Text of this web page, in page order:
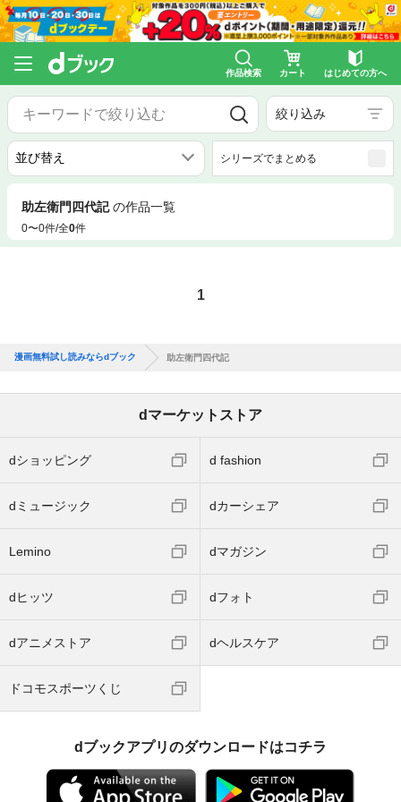
作品検索 カート はじめての方へ
絞り込み
シリーズでまとめる
助左衛門四代記 の作品一覧
0〜0件/全0件
1
漫画無料試し読みならdブック 助左衛門四代記
dマーケットストア
dショッピング d fashion
dミュージック dカーシェア
Lemino dマガジン
dヒッツ dフォト
dアニメストア dヘルスケア
ドコモスポーツくじ
dブックアプリのダウンロードはコチラ